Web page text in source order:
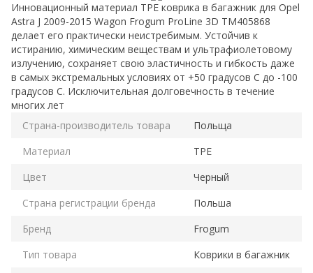
Инновационный материал TPE коврика в багажник для Opel
Astra J 2009-2015 Wagon Frogum ProLine 3D TM405868
делает его практически неистребимым. Устойчив к
истиранию, химическим веществам и ультрафиолетовому
излучению, сохраняет свою эластичность и гибкость даже
в самых экстремальных условиях от +50 градусов C до -100
градусов C. Исключительная долговечность в течение
многих лет
Страна-производитель товара
Польща
Материал
TPE
Цвет
Черный
Страна регистрации бренда
Польша
Бренд
Frogum
Тип товара
Коврики в багажник